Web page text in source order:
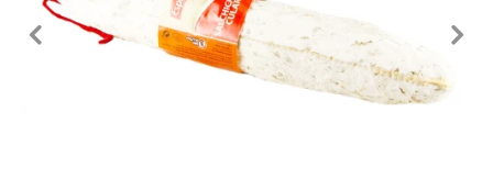
předchozí